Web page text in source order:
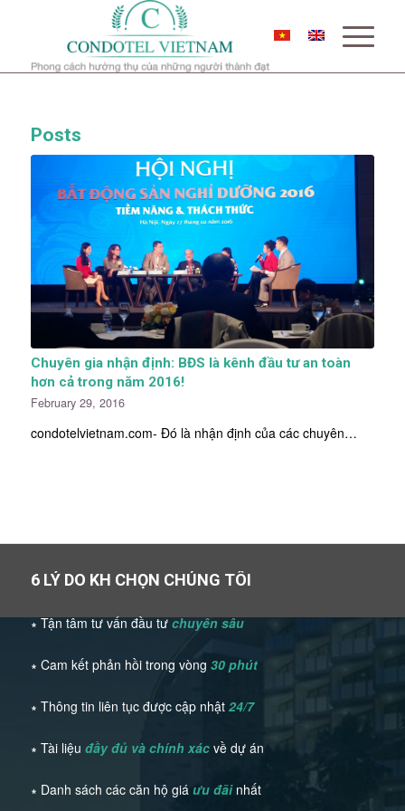
Posts
Chuyên gia nhận định: BĐS là kênh đầu tư an toàn
hơn cả trong năm 2016!
February 29, 2016
condotelvietnam.com- Đó là nhận định của các chuyên…
6 LÝ DO KH CHỌN CHÚNG TÔI
∗ Tận tâm tư vấn đầu tưchuyên sâu
∗ Cam kết phản hồi trong vòng 30 phút
∗ Thông tin liên tục được cập nhật 24/7
∗ Tài liệu đầy đủ và chính xácvề dự án
∗ Danh sách các căn hộ giá ưu đãinhất